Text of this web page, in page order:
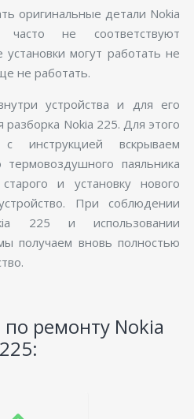
оригинальные детали Nokia
не соответствуют
установки могут работать не
не работать.
устройства и для его
разборка Nokia 225. Для этого
инструкцией вскрываем
паяльника
и установку нового
При соблюдении
225 и использовании
получаем вновь полностью
по ремонту Nokia
225: